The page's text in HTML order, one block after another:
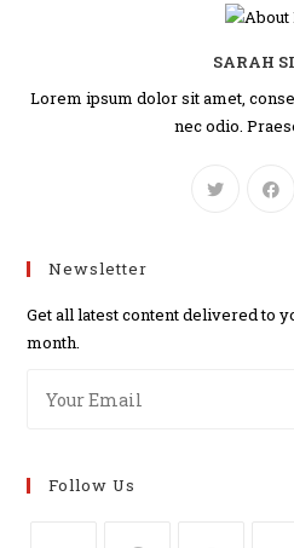
SARAH
Lorem ipsum dolor sit amet,
nec odio.
Newsletter
Get all latest content delivered to
month.
Follow Us